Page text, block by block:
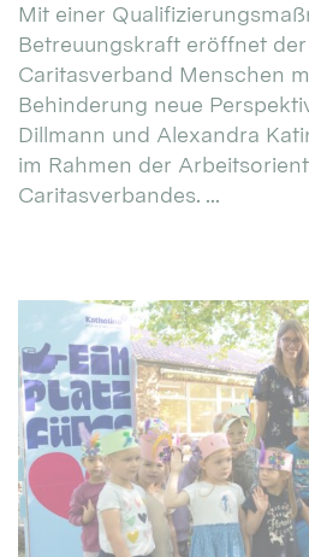
Mit einer
Betreuungskraft eröffnet
Caritasverband Menschen
Behinderung neue
Dillmann und Alexandra
im Rahmen der
Caritasverbandes. ...